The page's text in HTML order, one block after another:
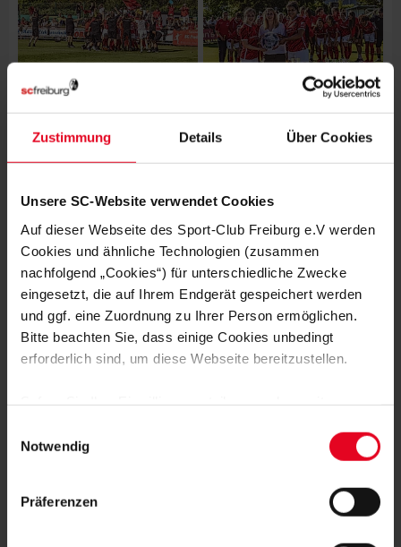
Zustimmung Details Über Cookies
Unsere SC-Website verwendet Cookies
Auf dieser Webseite des Sport-Club Freiburg e.V werden
Cookies und ähnliche Technologien (zusammen
nachfolgend „Cookies“) für unterschiedliche Zwecke
eingesetzt, die auf Ihrem Endgerät gespeichert werden
und ggf. eine Zuordnung zu Ihrer Person ermöglichen.
Bitte beachten Sie, dass einige Cookies unbedingt
erforderlich sind, um diese Webseite bereitzustellen.
Daten von Ihnen (z.B. persönlichen Identifikatoren oder
IP-Adressen) verarbeitet werden. Durch Klicken auf den
Speicherung aller aufgeführten Cookies und der
Notwendig
Präferenzen
WEITERE GALERIEN
MÄNNER 08.08.2026
IMPRESSIONEN VOM DOPPELTEST
GEGEN STRASSBURG